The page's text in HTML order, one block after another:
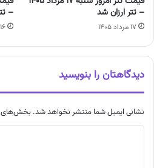
– تتر ارزان شد
۱۷ مرداد ۱۴۰۵
–
۱۶ مرداد ۱۴۰۵
دیدگاهتان را بنویسید
نشانی ایمیل شما منتشر نخواهد شد. بخش‌های